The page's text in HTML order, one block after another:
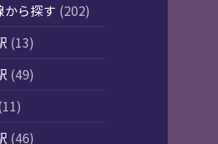
ら探す (202)
(13)
(49)
(46)